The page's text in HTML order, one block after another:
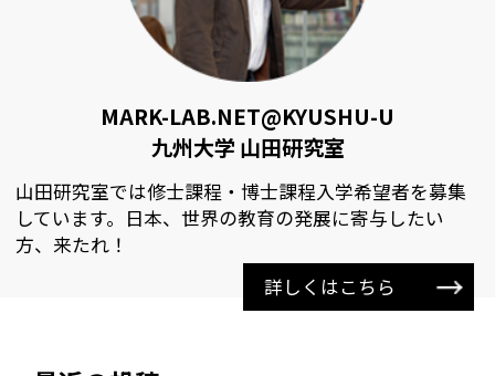
MARK-LAB.NET@KYUSHU-U
九州大学 山田研究室
山田研究室では修士課程・博士課程入学希望者を募集
しています。日本、世界の教育の発展に寄与したい
方、来たれ！
詳しくはこちら